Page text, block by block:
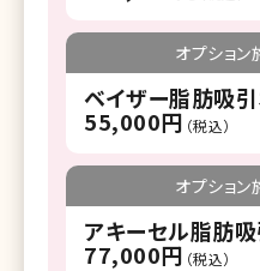
オプショ
ベイザー脂肪吸
55,000円 （税込）
オプショ
アキーセル脂肪
77,000円 （税込）